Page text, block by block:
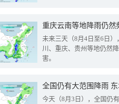
重庆云南等地降雨仍然
未来三天（8月4日至6日
川、重庆、贵州等地仍然
害。
全国仍有大范围降雨
今天（8月3日），全国仍